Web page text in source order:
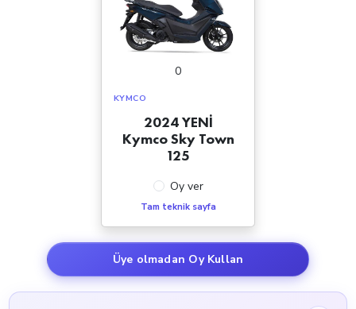
0
KYMCO
2024 YENİ
Kymco Sky Town
125
Oy ver
Tam teknik sayfa
Üye olmadan Oy Kullan